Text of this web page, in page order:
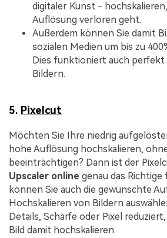
digitaler Kunst -
Auflösung verloren geht.
Außerdem können Sie damit
sozialen Medien um bis zu
Dies funktioniert auch
Bildern.
5. Pixelcut
Möchten Sie Ihre niedrig
hohe Auflösung hochskalieren,
beeinträchtigen? Dann ist der
Upscaler online genau das Richtige
können Sie auch die gewünschte
Hochskalieren von Bildern
Details, Schärfe oder Pixel
Bild damit hochskalieren.